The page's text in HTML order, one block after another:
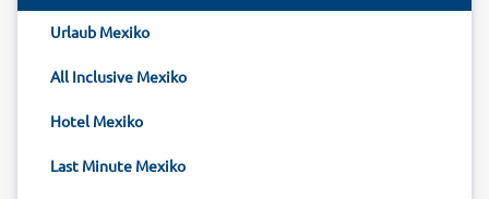
Urlaub Mexiko
All Inclusive Mexiko
Hotel Mexiko
Last Minute Mexiko